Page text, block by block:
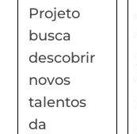
Projeto
busca
descobrir
novos
talentos
da